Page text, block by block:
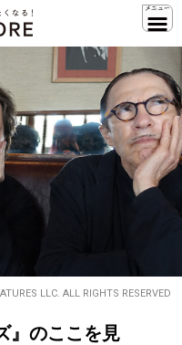
LLC. ALL RIGHTS RESERVED
』のここを見